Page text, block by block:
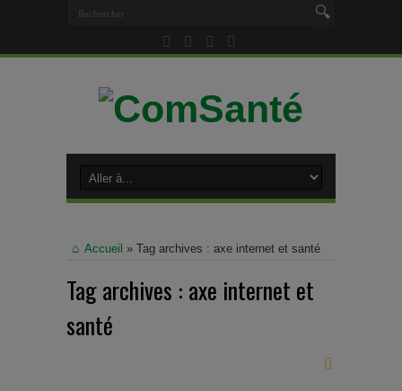
Accueil » Tag archives : axe internet et santé
Tag archives : axe internet et
santé